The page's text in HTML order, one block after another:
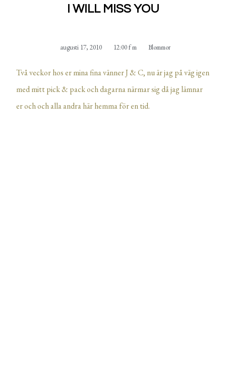
I WILL MISS YOU
augusti 17, 2010 12:00 f m Blommor
Två veckor hos er mina fina vänner J & C, nu är jag på väg igen
med mitt pick & pack och dagarna närmar sig då jag lämnar
er och och alla andra här hemma för en tid.